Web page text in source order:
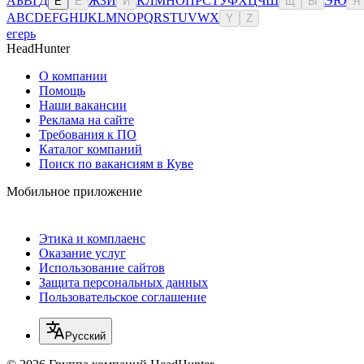
ABCDEFGHIJKLMNOPQRSTUVWX Y Z
егерь
HeadHunter
О компании
Помощь
Наши вакансии
Реклама на сайте
Требования к ПО
Каталог компаний
Поиск по вакансиям в Куве
Мобильное приложение
Этика и комплаенс
Оказание услуг
Использование сайтов
Защита персональных данных
Пользовательское соглашение
Русский